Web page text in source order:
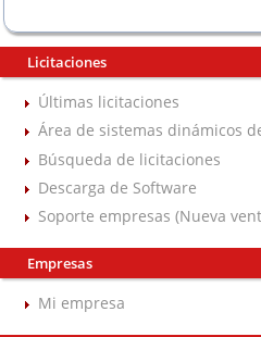
Licitaciones
Últimas licitaciones
Área de sistemas dinámicos
Búsqueda de licitaciones
Descarga de Software
Soporte empresas (Nueva
Empresas
Mi empresa